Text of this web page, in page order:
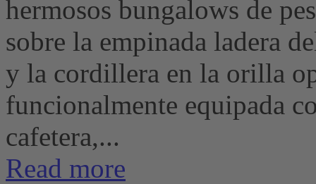
hermosos bungalows de
sobre la empinada ladera
y la cordillera en la orilla
funcionalmente equipada
cafetera,...
Read more